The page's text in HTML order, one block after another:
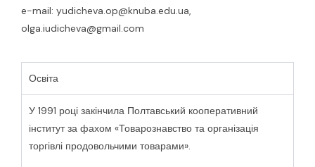
e-mail: yudicheva.op@knuba.edu.ua,
olga.iudicheva@gmail.com
Освіта
У 1991 році закінчила Полтавський кооперативний
інститут за фахом «Товарознавство та організація
торгівлі продовольчими товарами».